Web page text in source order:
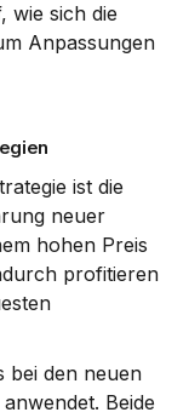
Anpassungen
neuer
hohen Preis
profitieren
bei den neuen
Beide